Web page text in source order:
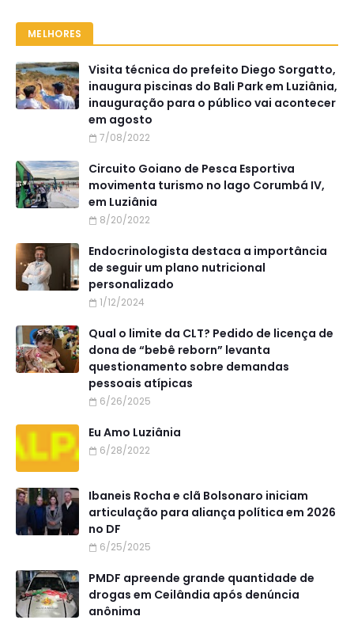
MELHORES
Visita técnica do prefeito Diego Sorgatto,
inaugura piscinas do Bali Park em Luziânia,
inauguração para o público vai acontecer
em agosto
7/08/2022
Circuito Goiano de Pesca Esportiva
movimenta turismo no lago Corumbá IV,
em Luziânia
8/20/2022
Endocrinologista destaca a importância
de seguir um plano nutricional
personalizado
1/12/2024
Qual o limite da CLT? Pedido de licença de
dona de “bebê reborn” levanta
questionamento sobre demandas
pessoais atípicas
6/26/2025
Eu Amo Luziânia
6/28/2022
Ibaneis Rocha e clã Bolsonaro iniciam
articulação para aliança política em 2026
no DF
6/25/2025
PMDF apreende grande quantidade de
drogas em Ceilândia após denúncia
anônima